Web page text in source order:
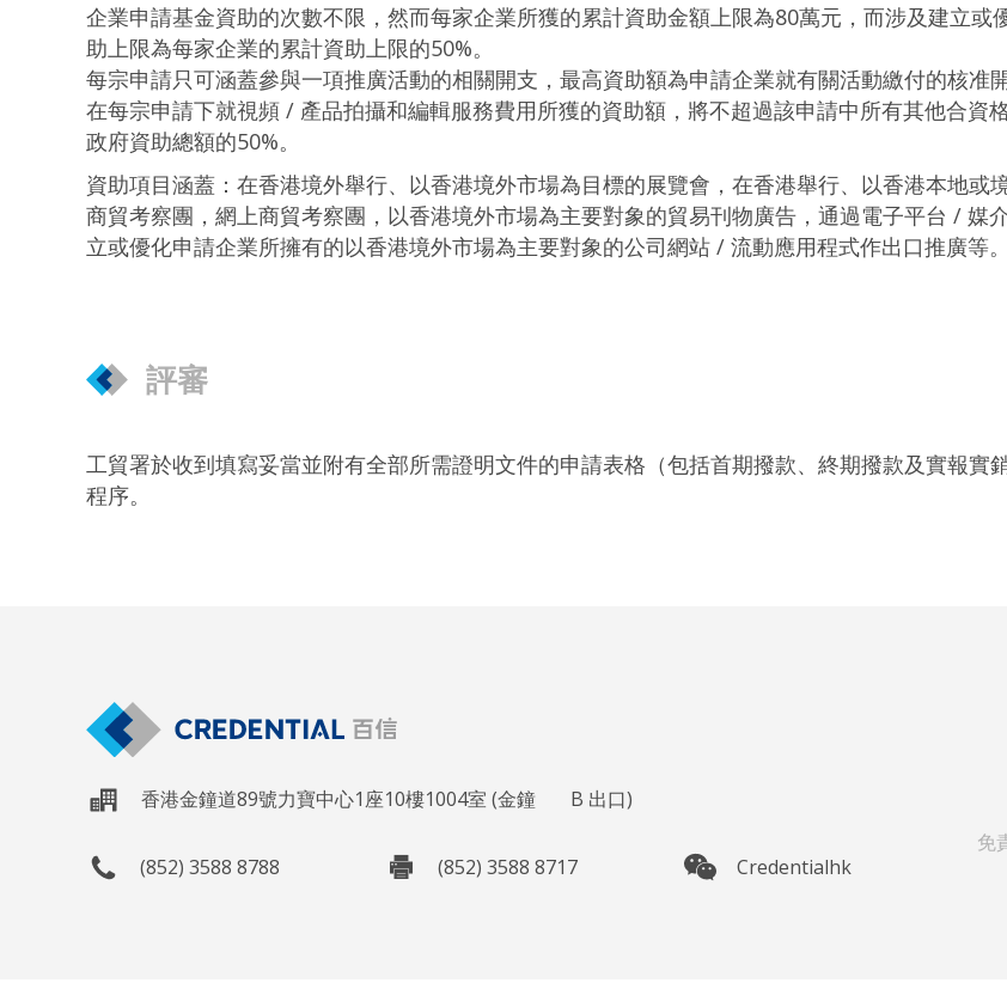
企業申請基金資助的次數不限，然而每家企業所獲的累計資助金額上限為80萬元，而涉及建立
助上限為每家企業的累計資助上限的50%。
每宗申請只可涵蓋參與一項推廣活動的相關開支，最高資助額為申請企業就有關活動繳付的核准
在每宗申請下就視頻 / 產品拍攝和編輯服務費用所獲的資助額，將不超過該申請中所有其他合資
政府資助總額的50%。
資助項目涵蓋：在香港境外舉行、以香港境外市場為目標的展覽會，在香港舉行、以香港本地
商貿考察團，網上商貿考察團，以香港境外市場為主要對象的貿易刊物廣告，通過電子平台 / 媒
立或優化申請企業所擁有的以香港境外市場為主要對象的公司網站 / 流動應用程式作出口推廣等。
評審
工貿署於收到填寫妥當並附有全部所需證明文件的申請表格（包括首期撥款、終期撥款及實報
程序。
香港金鐘道89號力寶中心1座10樓1004室 (金鐘 B 出口)
(852) 3588 8788 (852) 3588 8717 Credentialhk
免